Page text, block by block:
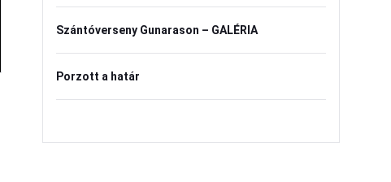
Szántóverseny Gunarason – GALÉRIA
Porzott a határ